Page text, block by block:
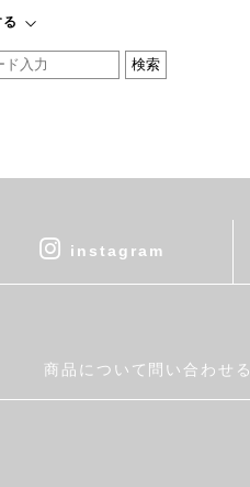
& DELUCA
Morocco
instagram
商品について問い合わせる